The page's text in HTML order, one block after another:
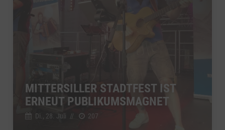
MITTERSILLER STADTFEST IST
ERNEUT PUBLIKUMSMAGNET
Di., 28. Juli // 207